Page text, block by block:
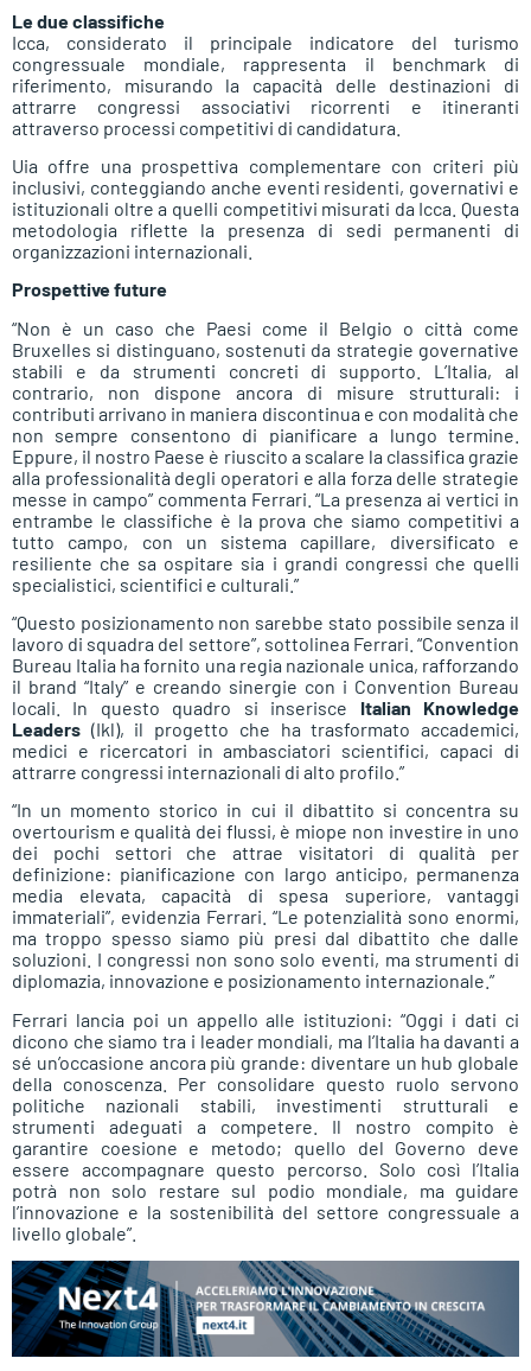
Le due classifiche
Icca, considerato il principale indicatore del turismo
congressuale mondiale, rappresenta il benchmark di
riferimento, misurando la capacità delle destinazioni di
attrarre congressi associativi ricorrenti e itineranti
attraverso processi competitivi di candidatura.
Uia offre una prospettiva complementare con criteri più
inclusivi, conteggiando anche eventi residenti, governativi e
istituzionali oltre a quelli competitivi misurati da Icca. Questa
metodologia riflette la presenza di sedi permanenti di
organizzazioni internazionali.
Prospettive future
“Non è un caso che Paesi come il Belgio o città come
Bruxelles si distinguano, sostenuti da strategie governative
stabili e da strumenti concreti di supporto. L’Italia, al
contrario, non dispone ancora di misure strutturali: i
contributi arrivano in maniera discontinua e con modalità che
non sempre consentono di pianificare a lungo termine.
Eppure, il nostro Paese è riuscito a scalare la classifica grazie
alla professionalità degli operatori e alla forza delle strategie
messe in campo” commenta Ferrari. “La presenza ai vertici in
entrambe le classifiche è la prova che siamo competitivi a
tutto campo, con un sistema capillare, diversificato e
resiliente che sa ospitare sia i grandi congressi che quelli
specialistici, scientifici e culturali.”
“Questo posizionamento non sarebbe stato possibile senza il
lavoro di squadra del settore”, sottolinea Ferrari. “Convention
Bureau Italia ha fornito una regia nazionale unica, rafforzando
il brand “Italy” e creando sinergie con i Convention Bureau
locali. In questo quadro si inserisce Italian Knowledge
Leaders (Ikl), il progetto che ha trasformato accademici,
medici e ricercatori in ambasciatori scientifici, capaci di
attrarre congressi internazionali di alto profilo.”
“In un momento storico in cui il dibattito si concentra su
overtourism e qualità dei flussi, è miope non investire in uno
dei pochi settori che attrae visitatori di qualità per
definizione: pianificazione con largo anticipo, permanenza
media elevata, capacità di spesa superiore, vantaggi
immateriali”, evidenzia Ferrari. “Le potenzialità sono enormi,
ma troppo spesso siamo più presi dal dibattito che dalle
soluzioni. I congressi non sono solo eventi, ma strumenti di
diplomazia, innovazione e posizionamento internazionale.”
Ferrari lancia poi un appello alle istituzioni: “Oggi i dati ci
dicono che siamo tra i leader mondiali, ma l’Italia ha davanti a
sé un’occasione ancora più grande: diventare un hub globale
della conoscenza. Per consolidare questo ruolo servono
politiche nazionali stabili, investimenti strutturali e
strumenti adeguati a competere. Il nostro compito è
garantire coesione e metodo; quello del Governo deve
essere accompagnare questo percorso. Solo così l’Italia
potrà non solo restare sul podio mondiale, ma guidare
l’innovazione e la sostenibilità del settore congressuale a
livello globale”.